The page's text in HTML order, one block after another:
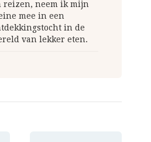
reizen, neem ik mijn
mee in een
in de
van lekker eten.